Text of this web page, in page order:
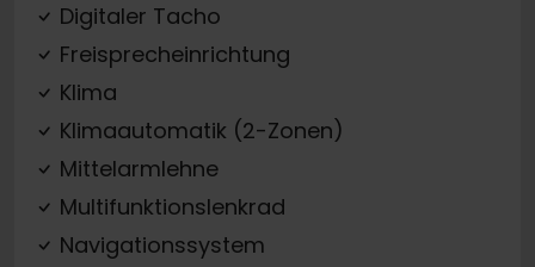
Digitaler Tacho
Freisprecheinrichtung
Klima
Klimaautomatik (2-Zonen)
Mittelarmlehne
Multifunktionslenkrad
Navigationssystem